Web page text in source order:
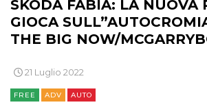
RADIO / AUDIO
TV
SKODA FABIA: LA NUOVA
GIOCA
THE BIG NOW/
21 Luglio 2022
FREE ADV AUTO